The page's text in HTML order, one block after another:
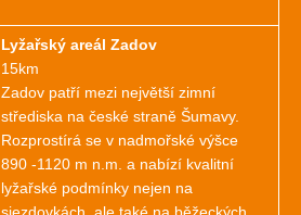
Lyžařský areál Zadov
15km
Zadov patří mezi největší zimní
střediska na české straně Šumavy.
Rozprostírá se v nadmořské výšce
890 -1120 m n.m. a nabízí kvalitní
lyžařské podmínky nejen na